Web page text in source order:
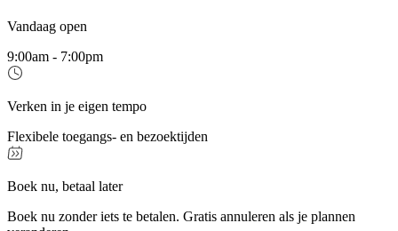
Vandaag open
9:00am - 7:00pm
Verken in je eigen tempo
Flexibele toegangs- en bezoektijden
Boek nu, betaal later
Boek nu zonder iets te betalen. Gratis annuleren als je plannen